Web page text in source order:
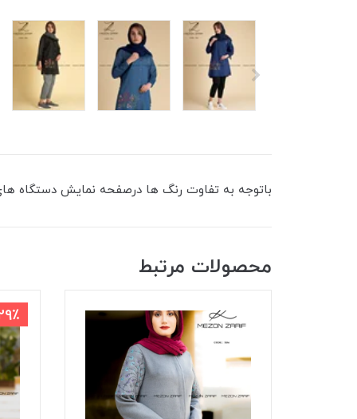
باتوجه به تفاوت رنگ ها درصفحه نمایش دستگاه های مختلف ممکن
محصولات مرتبط